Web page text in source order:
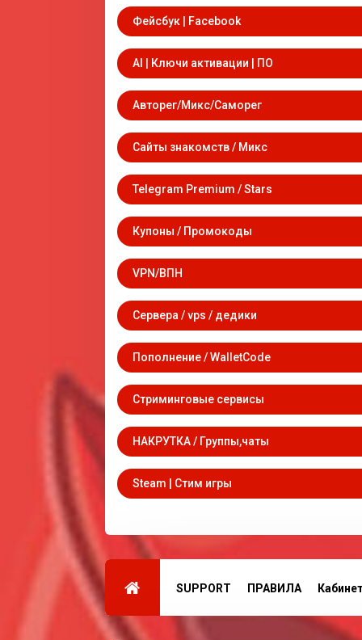
Фейсбук | Facebook
AI | Ключи активации | ПО
Авторег/Микс/Саморег
Сайты знакомств / Микс
Telegram Premium / Stars
Купоны / Промокоды
VPN/ВПН
Сервера / vps / дедики
Пополнение / WalletCode
Стриминговые сервисы
НАКРУТКА / Группы,чаты
Steam | Стим игры
SUPPORT ПРАВИЛА